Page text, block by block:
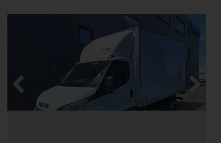
Previous